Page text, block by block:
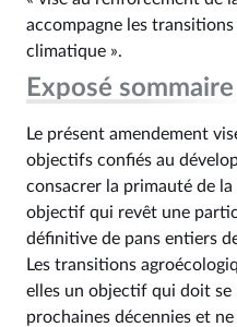
accompagne les
climatique ».
Exposé sommaire
Le présent amendement
objectifs confiés au
consacrer la primauté de
objectif qui revêt une
définitive de pans entiers
Les transitions
elles un objectif qui doit se
prochaines décennies et